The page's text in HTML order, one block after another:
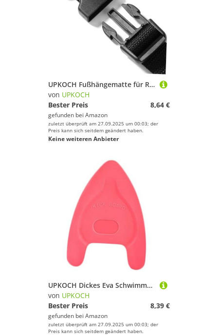
UPKOCH Fußhängematte für Reisen Komfortable Oxford tuch Fußstütze Vielseitig für Flugzeug Büro und Zuhause Einfache Befestigung Am Tischgestell Atmungsaktiv Tragbar und Ergonomisch für
von UPKOCH
Bester Preis
8,64 €
gefunden bei Amazon
zuletzt überprüft am 27.09.2025 um 00:03; der
Preis kann sich seitdem geändert haben.
Keine weiteren Anbieter
UPKOCH Dickes Eva Schwimmbrett Dreieckig Schwimm Trainingshilfe Schwimmhilfe für Erwachsene Schwimmübungen Schwimmen Lernen Schwimm Kickboard Langlebig Zufällige Farbe Zufällige Farbe
von UPKOCH
Bester Preis
8,39 €
gefunden bei Amazon
zuletzt überprüft am 27.09.2025 um 00:03; der
Preis kann sich seitdem geändert haben.